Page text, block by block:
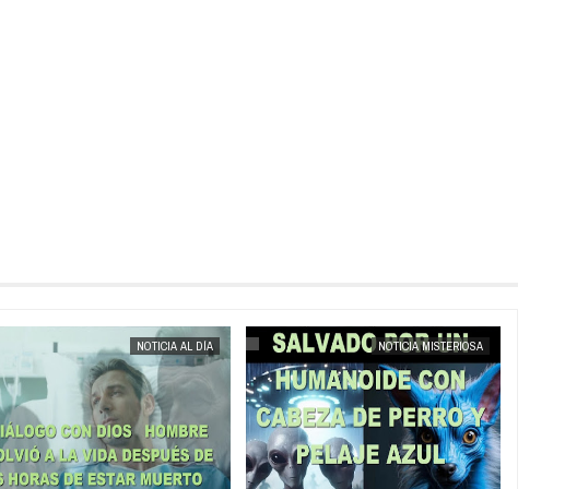
MAY
NOTICIA AL DÍA NOTICIA MISTERIOSA